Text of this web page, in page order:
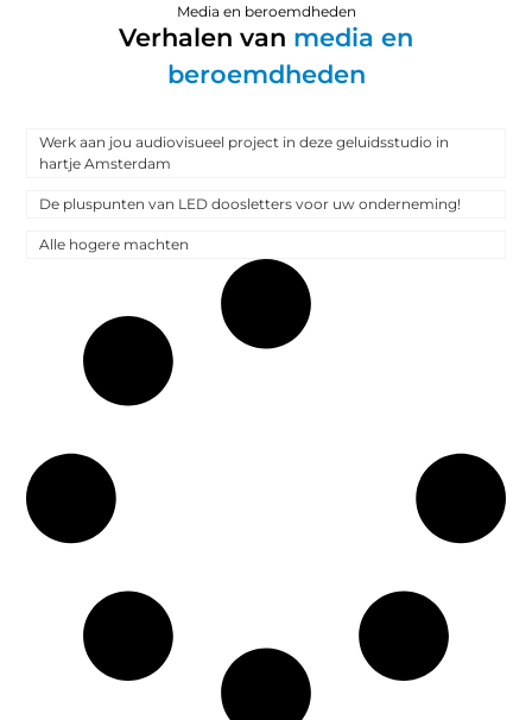
Media en beroemdheden
Verhalen van media en
beroemdheden
Werk aan jou audiovisueel project in deze geluidsstudio in
hartje Amsterdam
De pluspunten van LED doosletters voor uw onderneming!
Alle hogere machten